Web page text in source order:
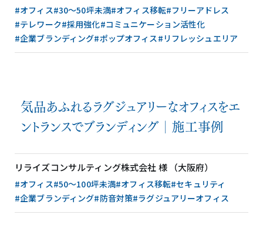
#オフィス#30〜50坪未満#オフィス移転#フリーアドレス
#テレワーク#採用強化#コミュニケーション活性化
#企業ブランディング#ポップオフィス #リフレッシュエリア
気品あふれるラグジュアリーなオフィスをエ
ントランスでブランディング│施工事例
リライズコンサルティング株式会社 様 （大阪府）
#オフィス#50〜100坪未満#オフィス移転#セキュリティ
#企業ブランディング#防音対策#ラグジュアリーオフィス